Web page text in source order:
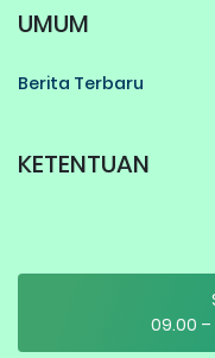
UMUM
Berita Terbaru
KETENTUAN
09.00 –